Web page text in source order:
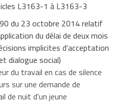
être autorisé que de 22 h à
être autorisé au plus tôt à
dans les établissements où
fabrication de pain ou de
assurées entre 6 h et 22 h.
à 18 ans peut être autorisé à
des travaux
à prévenir des accidents
les conséquences des
L3163-1 à L3163-3
du 23 octobre 2014 relatif
du délai de deux mois
implicites d'acceptation
dialogue social)
du travail en cas de silence
sur une demande de
de nuit d'un jeune